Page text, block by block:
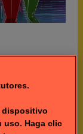
los villanos
dispositivo
uso. Haga clic